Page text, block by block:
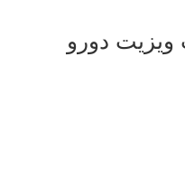
ویزیت دورو